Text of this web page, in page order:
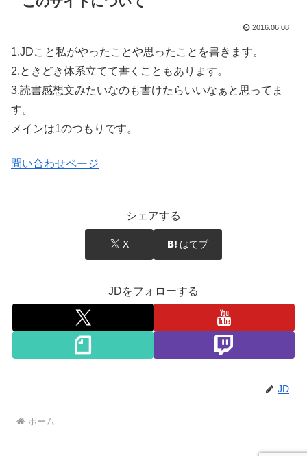
2016.06.08
1.JDこと私がやったことや思ったことを書きます。
2.ときどき体系立てて書くこともあります。
3.読書感想文みたいなのも書けたらいいなぁと思ってま
す。
メインは1のつもりです。
問い合わせページ
シェアする
X はてブ
JDをフォローする
JD
ホーム